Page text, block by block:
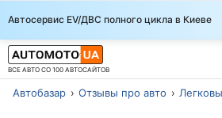
Автосервис EV/ДВС полного цикла в Киеве
ВСЕ АВТО СО 100 АВТОСАЙТОВ
Автобазар Отзывы про авто